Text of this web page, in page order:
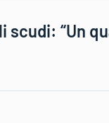
scudi: “Un